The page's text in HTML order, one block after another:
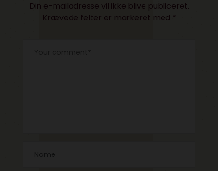
Din e-mailadresse vil ikke blive publiceret.
Krævede felter er markeret med *